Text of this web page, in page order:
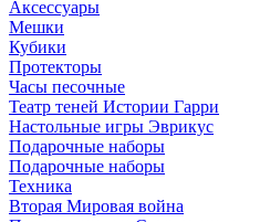
Аксессуары
Мешки
Кубики
Протекторы
Часы песочные
Театр теней Истории Гарри
Настольные игры Эврикус
Подарочные наборы
Подарочные наборы
Техника
Вторая Мировая война